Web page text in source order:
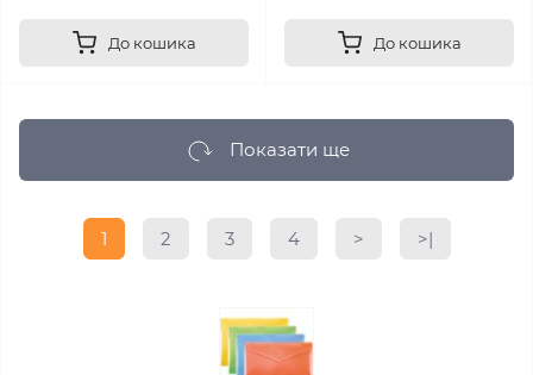
До кошика До кошика
Показати ще
1 2 3 4 > >|